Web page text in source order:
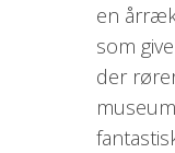
en
som
der